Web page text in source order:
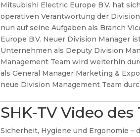
Mitsubishi Electric Europe B.V. hat
operativen Verantwortung der
nun auf seine Aufgaben als Branch
Europe B.V. Neuer Division Manager
Unternehmen als Deputy Division
Management Team wird weiterhin
als General Manager Marketing &
neue Division Management Team
SHK-TV Video des
Sicherheit, Hygiene und Ergonomie –